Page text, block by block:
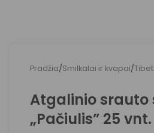
Pradžia/Smilkalai ir kvapai/
Atgalinio srauto
„Pačiulis” 25 vnt.